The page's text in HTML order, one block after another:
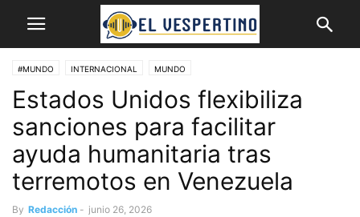
#MUNDO INTERNACIONAL MUNDO
Estados Unidos flexibiliza
sanciones para facilitar
ayuda humanitaria tras
terremotos en Venezuela
By Redacción - junio 26, 2026